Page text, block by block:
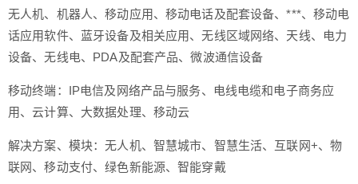
无人机、机器人、移动应用、移动电话及配套设备、***、移动电
话应用软件、蓝牙设备及相关应用、无线区域网络、天线、电力
设备、无线电、PDA及配套产品、微波通信设备
移动终端：IP电信及网络产品与服务、电线电缆和电子商务应
用、云计算、大数据处理、移动云
解决方案、模块：无人机、智慧城市、智慧生活、互联网+、物
联网、移动支付、绿色新能源、智能穿戴